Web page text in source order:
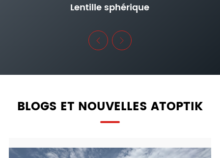
Lentille sphérique
 
BLOGS ET NOUVELLES ATOPTIK